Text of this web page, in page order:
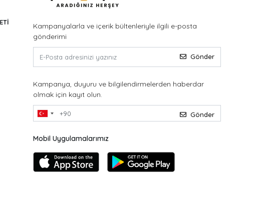
Kampanyalarla ve içerik bültenleriyle ilgili e-posta
gönderimi
Gönder
Kampanya, duyuru ve bilgilendirmelerden haberdar
olmak için kayıt olun.
Gönder
Mobil Uygulamalarımız